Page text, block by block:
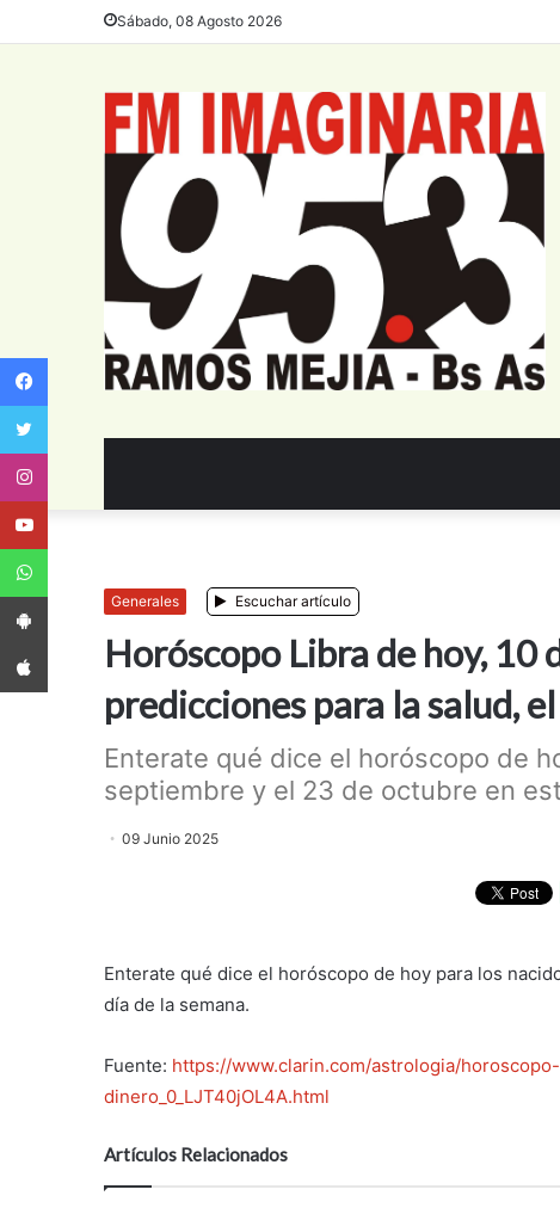
Sábado, 08 Agosto 2026
Generales Escuchar artículo
Horóscopo Libra de hoy, 10
predicciones para la salud,
Enterate qué dice el horóscopo de
septiembre y el 23 de octubre en
09 Junio 2025
Enterate qué dice el horóscopo de hoy para los
día de la semana.
Fuente: https://www.clarin.com/astrologia/
dinero_0_LJT40jOL4A.html
Artículos Relacionados
Facebook
App Android